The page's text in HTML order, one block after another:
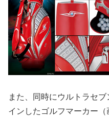
また、同時にウルトラセ
インしたゴルフマーカー